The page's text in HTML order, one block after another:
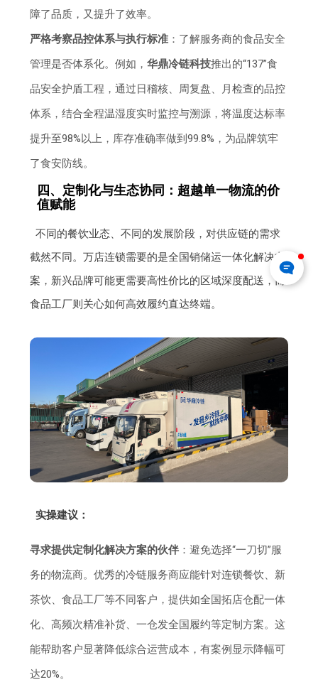
障了品质，又提升了效率。
严格考察品控体系与执行标准 ：了解服务商的食品安全
管理是否体系化。例如，华鼎冷链科技推出的“137”食
品安全护盾工程，通过日稽核、周复盘、月检查的品控
体系，结合全程温湿度实时监控与溯源，将温度达标率
提升至98%以上，库存准确率做到99.8%，为品牌筑牢
了食安防线。
四、定制化与生态协同：超越单一物流的价
值赋能
不同的餐饮业态、不同的发展阶段，对供应链的需求
截然不同。万店连锁需要的是全国销储运一体化解决方
案，新兴品牌可能更需要高性价比的区域深度配送，而
食品工厂则关心如何高效履约直达终端。
实操建议：
寻求提供定制化解决方案的伙伴 ：避免选择“一刀切”服
务的物流商。优秀的冷链服务商应能针对连锁餐饮、新
茶饮、食品工厂等不同客户，提供如全国拓店仓配一体
化、高频次精准补货、一仓发全国履约等定制方案。这
能帮助客户显著降低综合运营成本，有案例显示降幅可
达20%。